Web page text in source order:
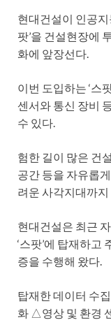
현대건설이 인공지
팟’을 건설현장에
화에 앞장선다.
이번 도입하는 ‘스
센서와 통신 장비
수 있다.
험한 길이 많은 건
공간 등을 자유롭
려운 사각지대까지
현대건설은 최근
‘스팟’에 탑재하고
증을 수행해 왔다.
탑재한 데이터 수
화 △영상 및 환경